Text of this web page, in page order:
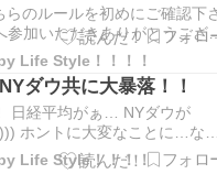
らのルールを初めにご確認下
参加いただきありがとうござ
ルールを作りましたので、
きたいと思います。 ①基本的
除く)にはこのOC内での上下
しくはベテランであろ…
Life Style！！！！
ダウ共に大暴落！！
日経平均がぁ… NYダウが
ホントに大変なことに…な
イルス絡みの暴落と思われま
コロナウイルスの影響を織り
Life Style！！！！